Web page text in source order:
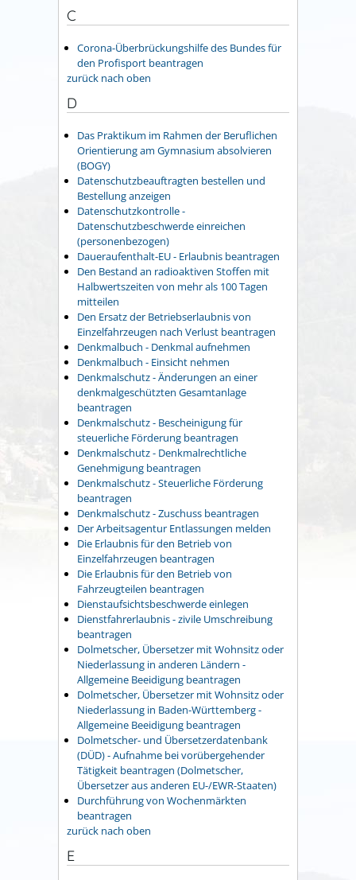
C
Corona-Überbrückungshilfe des Bundes für
den Profisport beantragen
zurück nach oben
D
Das Praktikum im Rahmen der Beruflichen
Orientierung am Gymnasium absolvieren
(BOGY)
Datenschutzbeauftragten bestellen und
Bestellung anzeigen
Datenschutzkontrolle -
Datenschutzbeschwerde einreichen
(personenbezogen)
Daueraufenthalt-EU - Erlaubnis beantragen
Den Bestand an radioaktiven Stoffen mit
Halbwertszeiten von mehr als 100 Tagen
mitteilen
Den Ersatz der Betriebserlaubnis von
Einzelfahrzeugen nach Verlust beantragen
Denkmalbuch - Denkmal aufnehmen
Denkmalbuch - Einsicht nehmen
Denkmalschutz - Änderungen an einer
denkmalgeschützten Gesamtanlage
beantragen
Denkmalschutz - Bescheinigung für
steuerliche Förderung beantragen
Denkmalschutz - Denkmalrechtliche
Genehmigung beantragen
Denkmalschutz - Steuerliche Förderung
beantragen
Denkmalschutz - Zuschuss beantragen
Der Arbeitsagentur Entlassungen melden
Die Erlaubnis für den Betrieb von
Einzelfahrzeugen beantragen
Die Erlaubnis für den Betrieb von
Fahrzeugteilen beantragen
Dienstaufsichtsbeschwerde einlegen
Dienstfahrerlaubnis - zivile Umschreibung
beantragen
Dolmetscher, Übersetzer mit Wohnsitz oder
Niederlassung in anderen Ländern -
Allgemeine Beeidigung beantragen
Dolmetscher, Übersetzer mit Wohnsitz oder
Niederlassung in Baden-Württemberg -
Allgemeine Beeidigung beantragen
Dolmetscher- und Übersetzerdatenbank
(DÜD) - Aufnahme bei vorübergehender
Tätigkeit beantragen (Dolmetscher,
Übersetzer aus anderen EU-/EWR-Staaten)
Durchführung von Wochenmärkten
beantragen
zurück nach oben
E